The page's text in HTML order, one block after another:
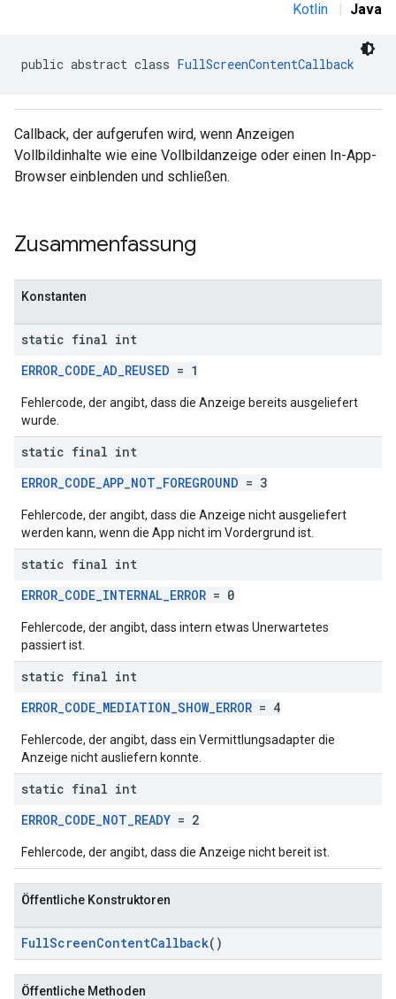
Kotlin | Java
public abstract class FullScreenContentCallback
Callback, der aufgerufen wird, wenn Anzeigen
Vollbildinhalte wie eine Vollbildanzeige oder einen In-App-
Browser einblenden und schließen.
Zusammenfassung
Konstanten
static final int
ERROR_CODE_AD_REUSED = 1
Fehlercode, der angibt, dass die Anzeige bereits ausgeliefert
wurde.
static final int
ERROR_CODE_APP_NOT_FOREGROUND = 3
Fehlercode, der angibt, dass die Anzeige nicht ausgeliefert
werden kann, wenn die App nicht im Vordergrund ist.
static final int
ERROR_CODE_INTERNAL_ERROR = 0
Fehlercode, der angibt, dass intern etwas Unerwartetes
passiert ist.
static final int
ERROR_CODE_MEDIATION_SHOW_ERROR = 4
Fehlercode, der angibt, dass ein Vermittlungsadapter die
Anzeige nicht ausliefern konnte.
static final int
ERROR_CODE_NOT_READY = 2
Fehlercode, der angibt, dass die Anzeige nicht bereit ist.
Öffentliche Konstruktoren
FullScreenContentCallback()
Öffentliche Methoden